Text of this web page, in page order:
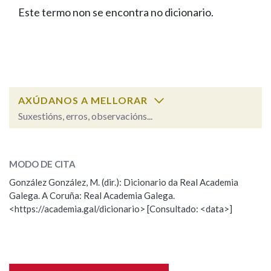
FIGURAS HOMENAXEADAS
PORTAL DAS PALABRAS
Facebook
TwitterYoutubeInstagram
Bluesky
BUSCAR NOS LEMAS
Remata por
BUSCAR NO CONTIDO
Nas definicións
Este termo non se encontra no dicionario.
AXÚDANOS A MELLORAR
Suxestións, erros, observacións...
Observación
Nome
MODO DE CITA
González González, M. (dir.): Dicionario da Real Academia
Galega. A Coruña: Real Academia Galega.
<https://academia.gal/dicionario> [Consultado: <data>]